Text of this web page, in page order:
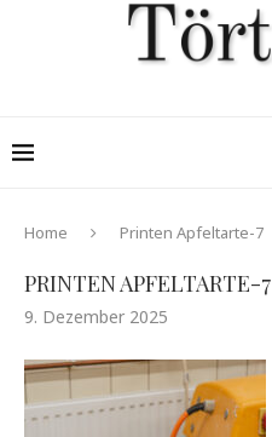
Home Printen Apfeltarte-7
PRINTEN APFELTARTE-7
9. Dezember 2025